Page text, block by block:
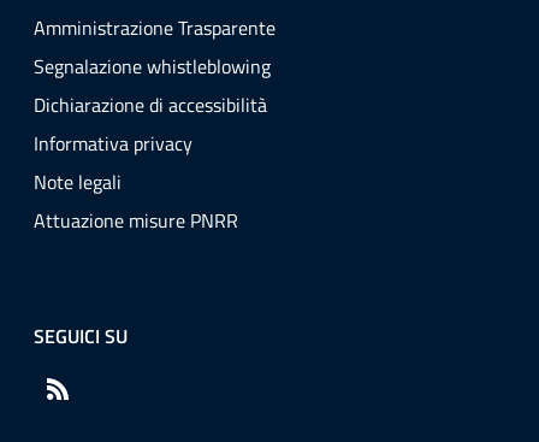
Amministrazione Trasparente
Segnalazione whistleblowing
Dichiarazione di accessibilità
Informativa privacy
Note legali
Attuazione misure PNRR
SEGUICI SU